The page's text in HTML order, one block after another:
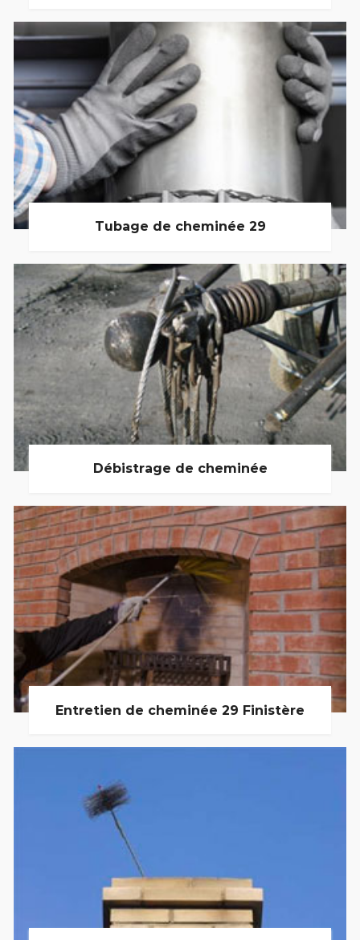
Tubage de cheminée 29
Débistrage de cheminée
Entretien de cheminée 29 Finistère